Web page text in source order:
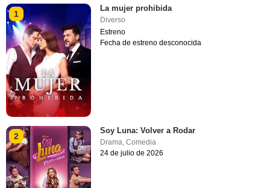
1
La mujer prohibida
Diverso
Estreno
Fecha de estreno desconocida
2
Soy Luna: Volver a Rodar
Drama,Comedia
24 de julio de 2026